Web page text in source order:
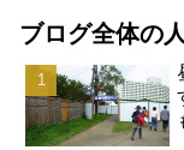
ブログ全体の